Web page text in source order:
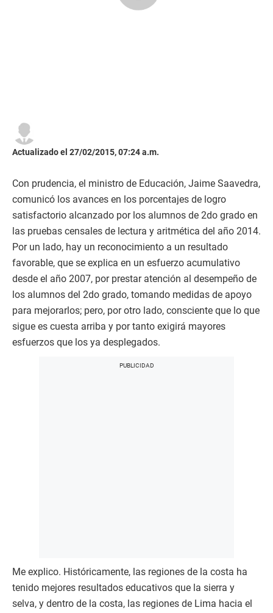
Actualizado el 27/02/2015, 07:24 a.m.
Con prudencia, el ministro de Educación, Jaime Saavedra,
comunicó los avances en los porcentajes de logro
satisfactorio alcanzado por los alumnos de 2do grado en
las pruebas censales de lectura y aritmética del año 2014.
Por un lado, hay un reconocimiento a un resultado
favorable, que se explica en un esfuerzo acumulativo
desde el año 2007, por prestar atención al desempeño de
los alumnos del 2do grado, tomando medidas de apoyo
para mejorarlos; pero, por otro lado, consciente que lo que
sigue es cuesta arriba y por tanto exigirá mayores
esfuerzos que los ya desplegados.
Me explico. Históricamente, las regiones de la costa ha
tenido mejores resultados educativos que la sierra y
selva, y dentro de la costa, las regiones de Lima hacia el